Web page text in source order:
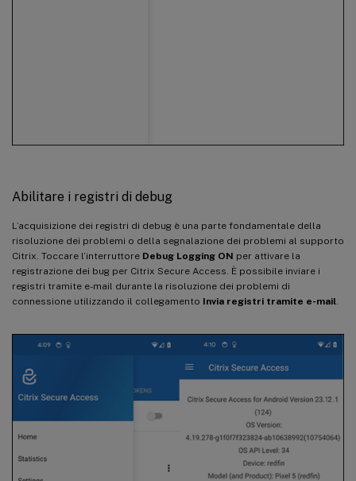
Abilitare i registri di debug
L’acquisizione dei registri di debug è una parte fondamentale della
risoluzione dei problemi o della segnalazione dei problemi al supporto
Citrix. Toccare l’interruttore Debug Logging ON per attivare la
registrazione dei bug per Citrix Secure Access. È possibile inviare i
registri tramite e-mail durante la risoluzione dei problemi di
connessione utilizzando il collegamento Invia registri tramite e-mail.